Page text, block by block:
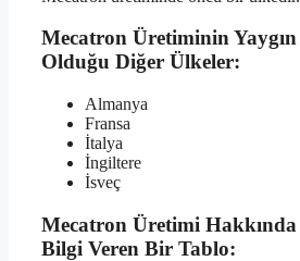
Mecatron Üretiminin Yaygın
Olduğu Diğer Ülkeler:
Almanya
Fransa
İtalya
İngiltere
İsveç
Mecatron Üretimi Hakkında
Bilgi Veren Bir Tablo: